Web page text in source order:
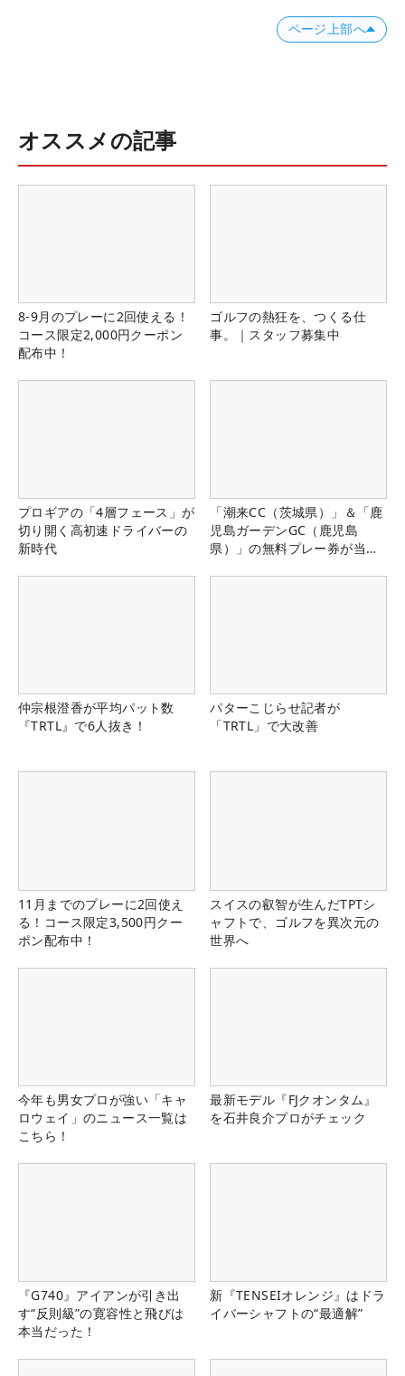
ページ上部へ
オススメの記事
8-9月のプレーに2回使える！
コース限定2,000円クーポン
配布中！
ゴルフの熱狂を、つくる仕
事。｜スタッフ募集中
プロギアの「4層フェース」が
切り開く高初速ドライバーの
新時代
「潮来CC（茨城県）」＆「鹿
児島ガーデンGC（鹿児島
県）」の無料プレー券が当た
仲宗根澄香が平均パット数
『TRTL』で6人抜き！
パターこじらせ記者が
「TRTL」で大改善
11月までのプレーに2回使え
る！コース限定3,500円クー
ポン配布中！
スイスの叡智が生んだTPTシ
ャフトで、ゴルフを異次元の
世界へ
今年も男女プロが強い「キャ
ロウェイ」のニュース一覧は
こちら！
最新モデル『FJクオンタム』
を石井良介プロがチェック
『G740』アイアンが引き出
す“反則級”の寛容性と飛びは
本当だった！
新『TENSEIオレンジ』はドラ
イバーシャフトの“最適解”